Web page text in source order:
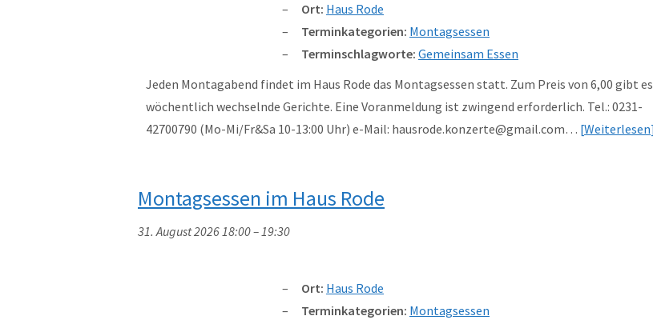
Ort: Haus Rode
Terminkategorien: Montagsessen
Terminschlagworte: Gemeinsam Essen
Jeden Montagabend findet im Haus Rode das Montagsessen statt. Zum Preis von 6,00 gibt es
wöchentlich wechselnde Gerichte. Eine Voranmeldung ist zwingend erforderlich. Tel.: 0231-
42700790 (Mo-Mi/Fr&Sa 10-13:00 Uhr) e-Mail: hausrode.konzerte@gmail.com… Weiterlesen
Montagsessen im Haus Rode
31. August 2026 18:00–19:30
Ort: Haus Rode
Terminkategorien: Montagsessen